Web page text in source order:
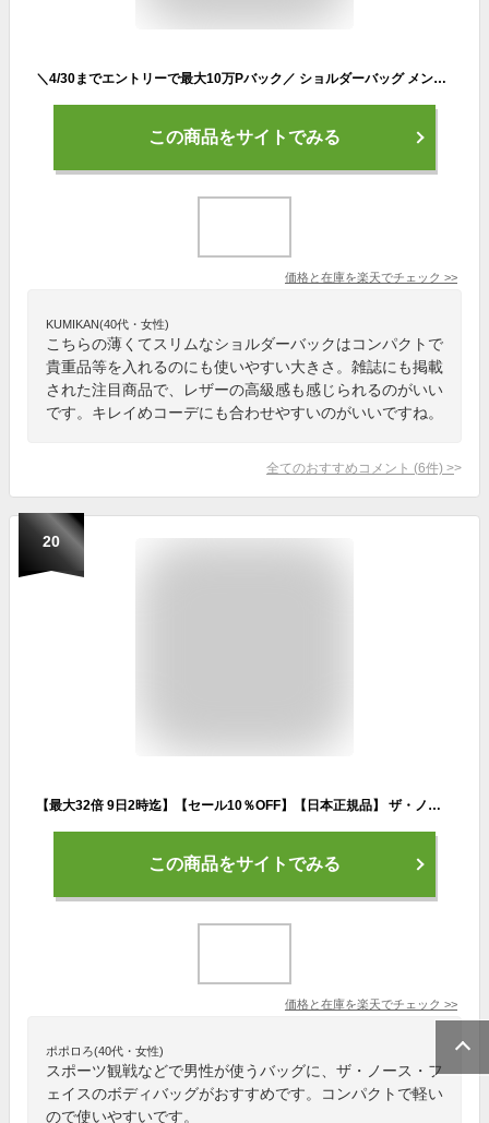
＼4/30までエントリーで最大10万Pバック／ ショルダーバッグ メンズ 本革 サコッシュ ボディバッグ 牛革 ミニ 薄マチ 斜め掛け 肩掛け ポーチ おしゃれ かっこいい 高見え スマート 父の日 早割 ギフト プレゼント MURA
この商品をサイトでみる
価格と在庫を楽天でチェック >>
KUMIKAN(40代・女性)
こちらの薄くてスリムなショルダーバックはコンパクトで
貴重品等を入れるのにも使いやすい大きさ。雑誌にも掲載
された注目商品で、レザーの高級感も感じられるのがいい
です。キレイめコーデにも合わせやすいのがいいですね。
全てのおすすめコメント (6件) >
20
【最大32倍 9日2時迄】【セール10％OFF】【日本正規品】 ザ・ノース・フェイス ボディバッグ メンズ レディース THE NORTH FACE バッグ ブランド 小さめ ワンショルダー かっこいい 軽い 軽量 斜めがけ コンパクト ショルダー 4L スウィープ NM72304
この商品をサイトでみる
価格と在庫を楽天でチェック >>
ポポロろ(40代・女性)
スポーツ観戦などで男性が使うバッグに、ザ・ノース・フ
ェイスのボディバッグがおすすめです。コンパクトで軽い
ので使いやすいです。